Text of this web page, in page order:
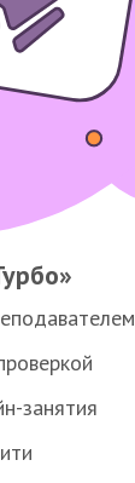
занятия